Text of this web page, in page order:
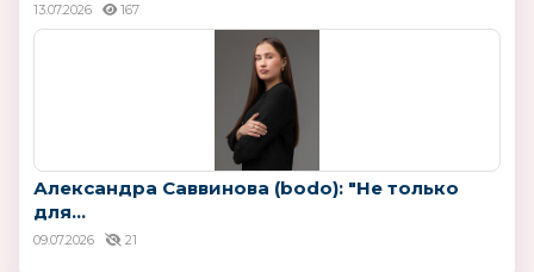
13.07.2026 167
Александра Саввинова (bodo): "Не только
для...
09.07.2026 21